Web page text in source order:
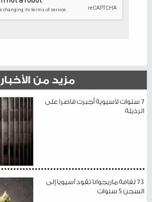
مزيد من الأخبار
7 سنوات لآسيوية أجبرت قاصرا على
الرذيلة
73 لفافة ماريجوانا تقود آسيويا إلى
السجن 5 سنوات